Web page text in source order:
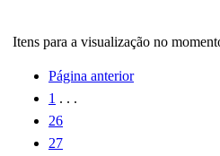
Itens para a visualização no
Página anterior
1 . . .
26
27